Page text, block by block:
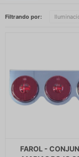
Filtrando por:
FAROL -